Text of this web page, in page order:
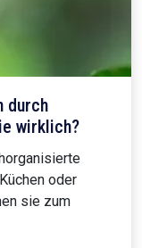
durch
wirklich?
oder
sie zum